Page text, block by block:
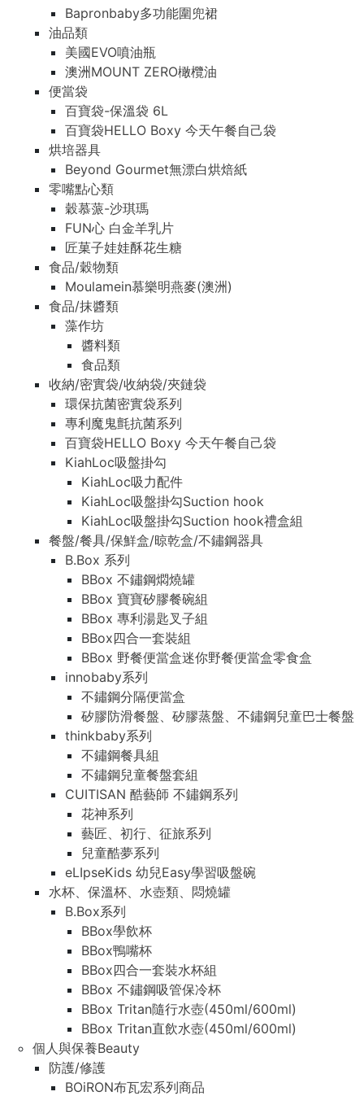
Bapronbaby多功能圍兜裙
油品類
美國EVO噴油瓶
澳洲MOUNT ZERO橄欖油
便當袋
百寶袋-保溫袋 6L
百寶袋HELLO Boxy 今天午餐自己袋
烘培器具
Beyond Gourmet無漂白烘焙紙
零嘴點心類
穀慕蒎-沙琪瑪
FUN心 白金羊乳片
匠菓子娃娃酥花生糖
食品/穀物類
Moulamein慕樂明燕麥(澳洲)
食品/抹醬類
藻作坊
醬料類
食品類
收納/密實袋/收納袋/夾鏈袋
環保抗菌密實袋系列
專利魔鬼氈抗菌系列
百寶袋HELLO Boxy 今天午餐自己袋
KiahLoc吸盤掛勾
KiahLoc吸力配件
KiahLoc吸盤掛勾Suction hook
KiahLoc吸盤掛勾Suction hook禮盒組
餐盤/餐具/保鮮盒/晾乾盒/不鏽鋼器具
B.Box 系列
BBox 不鏽鋼燜燒罐
BBox 寶寶矽膠餐碗組
BBox 專利湯匙叉子組
BBox四合一套裝組
BBox 野餐便當盒迷你野餐便當盒零食盒
innobaby系列
不鏽鋼分隔便當盒
矽膠防滑餐盤、矽膠蒸盤、不鏽鋼兒童巴士餐盤
thinkbaby系列
不鏽鋼餐具組
不鏽鋼兒童餐盤套組
CUITISAN 酷藝師 不鏽鋼系列
花神系列
藝匠、初行、征旅系列
兒童酷夢系列
eLIpseKids 幼兒Easy學習吸盤碗
水杯、保溫杯、水壺類、悶燒罐
B.Box系列
BBox學飲杯
BBox鴨嘴杯
BBox四合一套裝水杯組
BBox 不鏽鋼吸管保冷杯
BBox Tritan隨行水壺(450ml/600ml)
BBox Tritan直飲水壺(450ml/600ml)
個人與保養Beauty
防護/修護
BOiRON布瓦宏系列商品